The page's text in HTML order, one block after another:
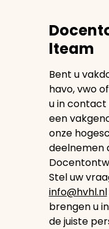
lteam
Bent u
havo, vwo
u in
een
onze
deelnemen
Stel uw
info@hvhl.nl
brengen u
de juiste